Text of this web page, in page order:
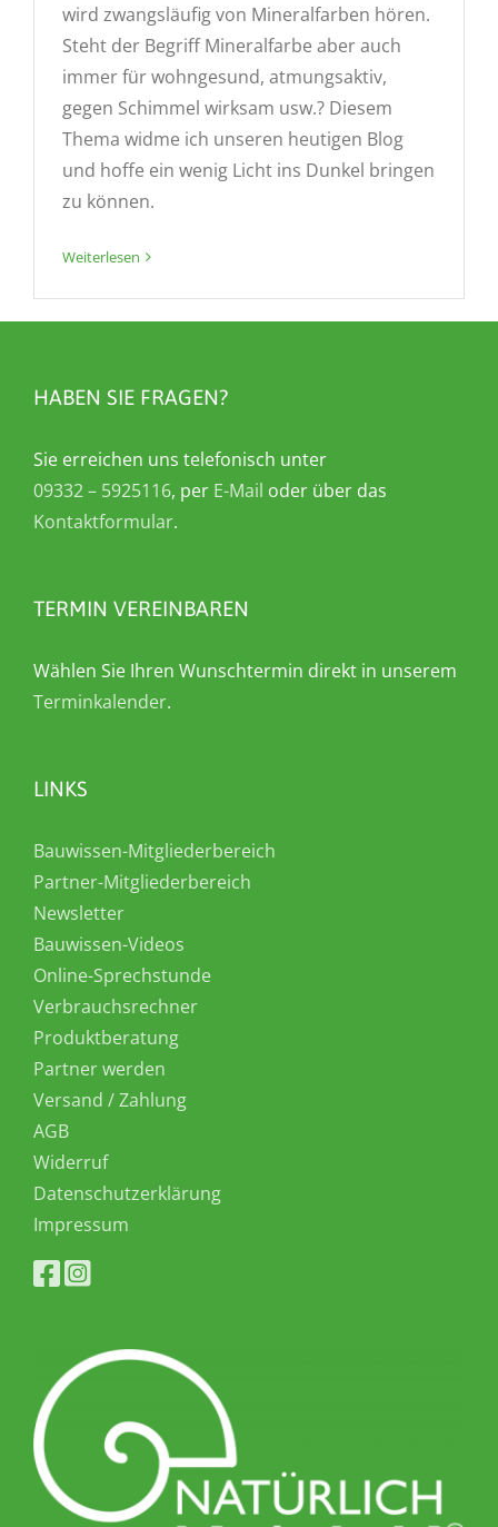
wird zwangsläufig von Mineralfarben hören.
Steht der Begriff Mineralfarbe aber auch
immer für wohngesund, atmungsaktiv,
gegen Schimmel wirksam usw.? Diesem
Thema widme ich unseren heutigen Blog
und hoffe ein wenig Licht ins Dunkel bringen
zu können.
Weiterlesen
HABEN SIE FRAGEN?
Sie erreichen uns telefonisch unter
09332 – 5925116, per E-Mail oder über das
Kontaktformular.
TERMIN VEREINBAREN
Wählen Sie Ihren Wunschtermin direkt in unserem
Terminkalender.
LINKS
Bauwissen-Mitgliederbereich
Partner-Mitgliederbereich
Newsletter
Bauwissen-Videos
Online-Sprechstunde
Verbrauchsrechner
Produktberatung
Partner werden
Versand / Zahlung
AGB
Widerruf
Datenschutzerklärung
Impressum